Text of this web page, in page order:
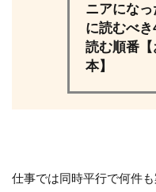
ニアにな
に読むべ
読む順番
本】
仕事では同時平行で何件